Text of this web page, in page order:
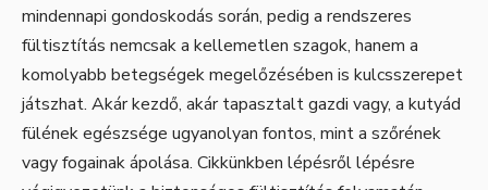
mindennapi gondoskodás során, pedig a rendszeres
fültisztítás nemcsak a kellemetlen szagok, hanem a
komolyabb betegségek megelőzésében is kulcsszerepet
játszhat. Akár kezdő, akár tapasztalt gazdi vagy, a kutyád
fülének egészsége ugyanolyan fontos, mint a szőrének
vagy fogainak ápolása. Cikkünkben lépésről lépésre